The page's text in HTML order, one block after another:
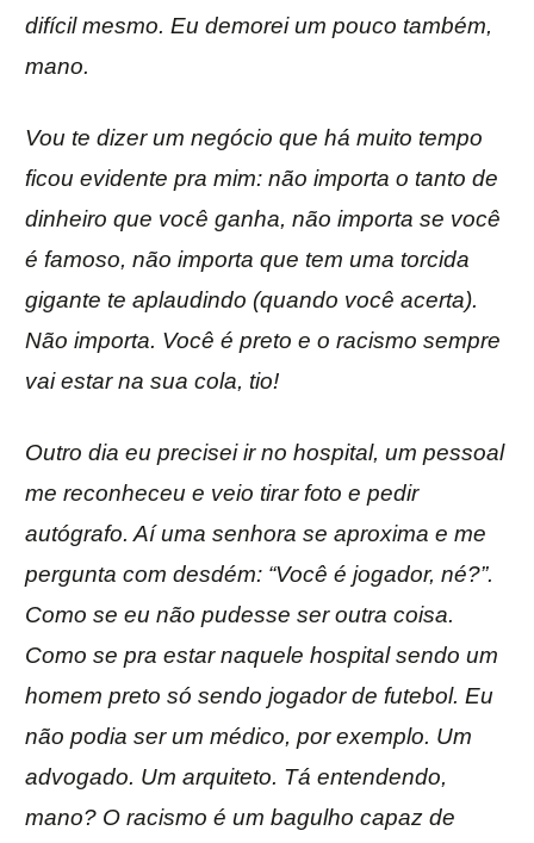
difícil mesmo. Eu demorei um pouco também,
mano.
Vou te dizer um negócio que há muito tempo
ficou evidente pra mim: não importa o tanto de
dinheiro que você ganha, não importa se você
é famoso, não importa que tem uma torcida
gigante te aplaudindo (quando você acerta).
Não importa. Você é preto e o racismo sempre
vai estar na sua cola, tio!
Outro dia eu precisei ir no hospital, um pessoal
me reconheceu e veio tirar foto e pedir
autógrafo. Aí uma senhora se aproxima e me
pergunta com desdém: “Você é jogador, né?”.
Como se eu não pudesse ser outra coisa.
Como se pra estar naquele hospital sendo um
homem preto só sendo jogador de futebol. Eu
não podia ser um médico, por exemplo. Um
advogado. Um arquiteto. Tá entendendo,
mano? O racismo é um bagulho capaz de